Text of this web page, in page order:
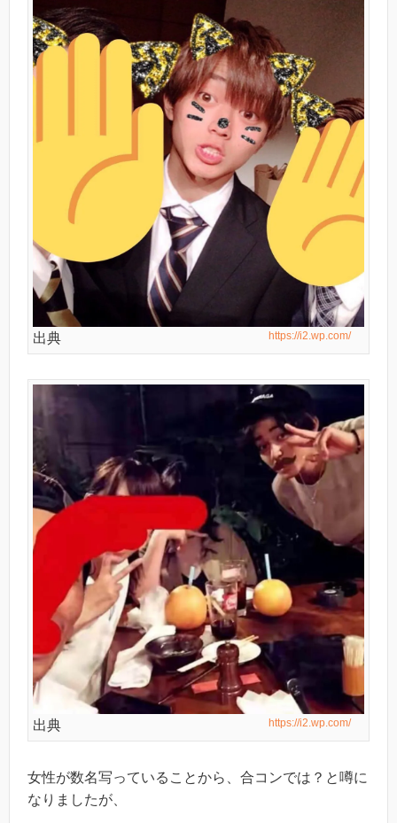
出典 https://i2.wp.com/
出典 https://i2.wp.com/
女性が数名写っていることから、合コンでは？と噂に
なりましたが、